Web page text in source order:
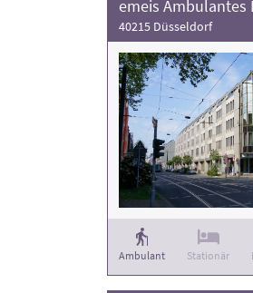
emeis Ambulantes
40215 Düsseldorf
Ambulant Stationär